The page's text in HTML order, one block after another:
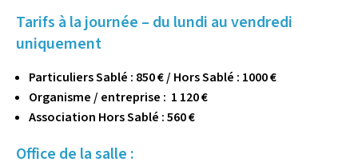
Tarifs à la journée – du lundi au vendredi
uniquement
Particuliers Sablé : 850 € / Hors Sablé : 1000 €
Organisme / entreprise : 1 120 €
Association Hors Sablé : 560 €
Office de la salle :